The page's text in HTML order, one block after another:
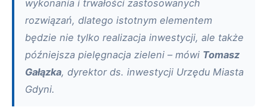
wykonania i trwałości zastosowanych
rozwiązań, dlatego istotnym elementem
będzie nie tylko realizacja inwestycji, ale także
późniejsza pielęgnacja zieleni – mówi Tomasz
Gałązka, dyrektor ds. inwestycji Urzędu Miasta
Gdyni.